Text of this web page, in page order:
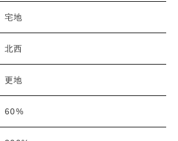
宅地
北西
更地
60%